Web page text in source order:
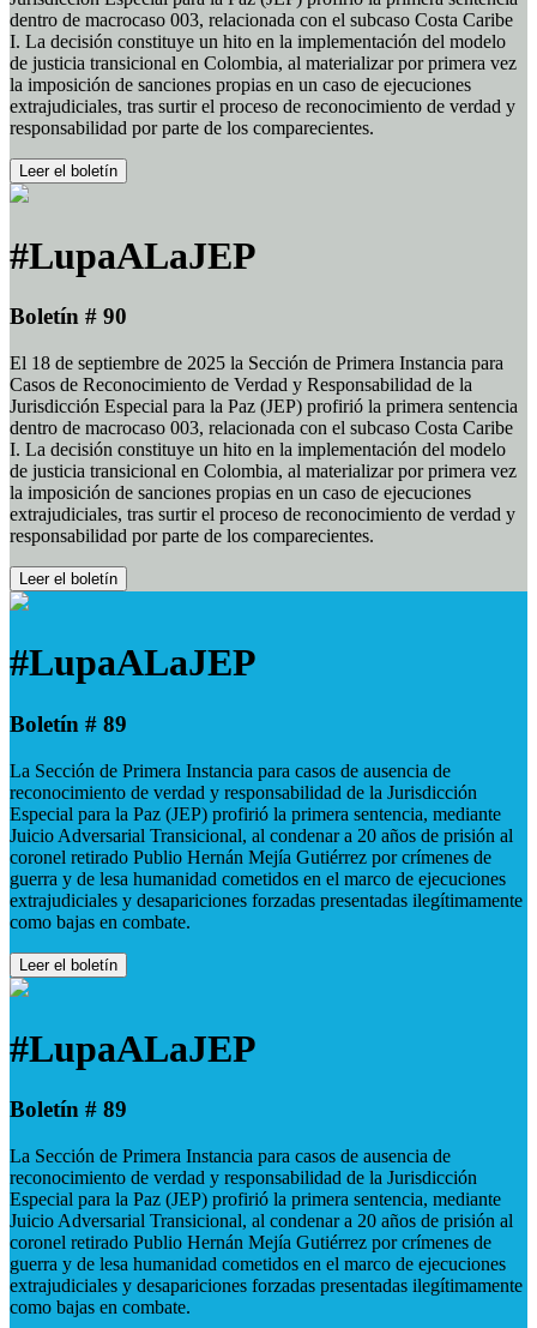
dentro de macrocaso 003, relacionada con el subcaso Costa Caribe
I. La decisión constituye un hito en la implementación del modelo
de justicia transicional en Colombia, al materializar por primera vez
la imposición de sanciones propias en un caso de ejecuciones
extrajudiciales, tras surtir el proceso de reconocimiento de verdad y
responsabilidad por parte de los comparecientes.
Leer el boletín
#LupaALaJEP
Boletín # 90
El 18 de septiembre de 2025 la Sección de Primera Instancia para
Casos de Reconocimiento de Verdad y Responsabilidad de la
Jurisdicción Especial para la Paz (JEP) profirió la primera sentencia
dentro de macrocaso 003, relacionada con el subcaso Costa Caribe
I. La decisión constituye un hito en la implementación del modelo
de justicia transicional en Colombia, al materializar por primera vez
la imposición de sanciones propias en un caso de ejecuciones
extrajudiciales, tras surtir el proceso de reconocimiento de verdad y
responsabilidad por parte de los comparecientes.
Leer el boletín
#LupaALaJEP
Boletín # 89
La Sección de Primera Instancia para casos de ausencia de
reconocimiento de verdad y responsabilidad de la Jurisdicción
Especial para la Paz (JEP) profirió la primera sentencia, mediante
Juicio Adversarial Transicional, al condenar a 20 años de prisión al
coronel retirado Publio Hernán Mejía Gutiérrez por crímenes de
guerra y de lesa humanidad cometidos en el marco de ejecuciones
extrajudiciales y desapariciones forzadas presentadas ilegítimamente
como bajas en combate.
Leer el boletín
#LupaALaJEP
Boletín # 89
La Sección de Primera Instancia para casos de ausencia de
reconocimiento de verdad y responsabilidad de la Jurisdicción
Especial para la Paz (JEP) profirió la primera sentencia, mediante
Juicio Adversarial Transicional, al condenar a 20 años de prisión al
coronel retirado Publio Hernán Mejía Gutiérrez por crímenes de
guerra y de lesa humanidad cometidos en el marco de ejecuciones
extrajudiciales y desapariciones forzadas presentadas ilegítimamente
como bajas en combate.